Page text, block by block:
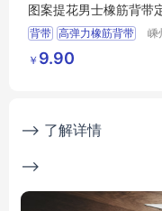
图案提花男士橡筋背带
背带 高弹力橡筋背带
背带定制
LOGO标记背带
嵊
￥ 9.90
--> 了解详情
-->